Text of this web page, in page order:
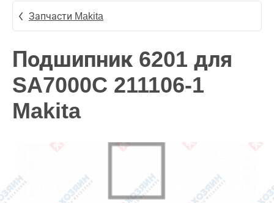
Запчасти Makita
Подшипник 6201 для
SA7000C 211106-1
Makita